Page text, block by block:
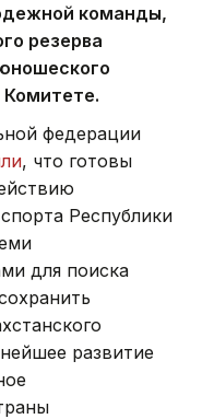
команды,
резерва
федерации
, что готовы
Республики
для поиска
развитие